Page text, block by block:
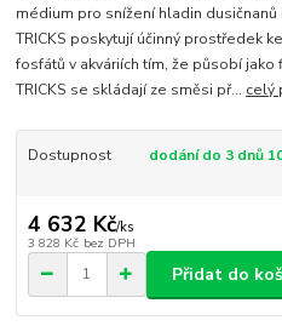
médium pro snížení hladin dusičnanů
TRICKS poskytují účinný prostředek
fosfátů v akváriích tím, že působí jako
TRICKS se skládají ze směsi př... celý
Dostupnost dodání do 3 dnů
4 632 Kč/ks
3 828 Kč bez DPH
Přidat do